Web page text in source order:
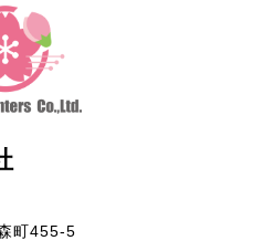
町455-5